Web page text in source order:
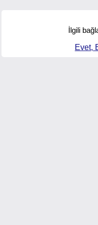
İlgili
Evet,